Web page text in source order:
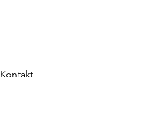
Kontakt